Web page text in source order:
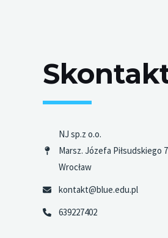
NJ sp.z o.o.
Marsz. Józefa Piłsudskiego
Wrocław
kontakt@blue.edu.pl
639227402